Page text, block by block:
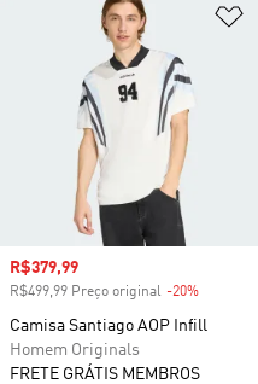
Preço com desconto
R$379,99
R$499,99 Preço original -20%
Camisa Santiago AOP Infill
Homem Originals
FRETE GRÁTIS MEMBROS